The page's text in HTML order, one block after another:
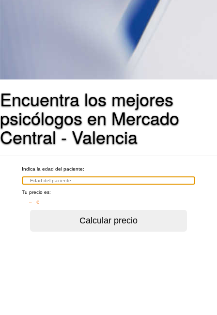
Encuentra los mejores
psicólogos en Mercado
Central - Valencia
Indica la edad del paciente:
Tu precio es:
– €